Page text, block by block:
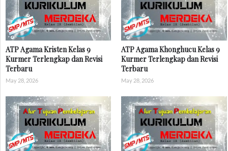
ATP Agama Kristen Kelas 9
Kurmer Terlengkap dan Revisi
Terbaru
May 28, 2026
ATP Agama Khonghucu Kelas 9
Kurmer Terlengkap dan Revisi
Terbaru
May 28, 2026